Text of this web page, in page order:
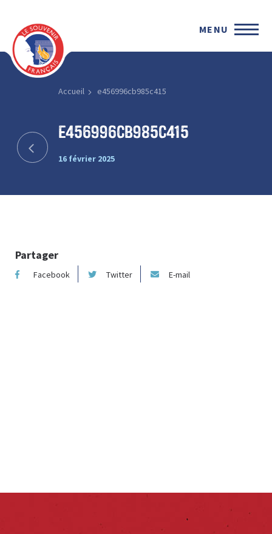
MENU
Accueil e456996cb985c415
e456996cb985c415
16 février 2025
Partager
Facebook Twitter E-mail